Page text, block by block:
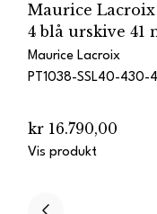
Maurice Lacroix
4 blå urskive 41
Maurice Lacroix
PT1038-SSL40-430-4
kr 16.790,00
Vis produkt